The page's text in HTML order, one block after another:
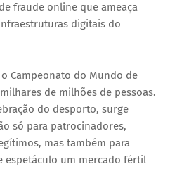
fraude online que ameaça
digitais do
Campeonato do Mundo de
de milhões de pessoas.
do desporto, surge
só para patrocinadores,
mas também para
espetáculo um mercado fértil